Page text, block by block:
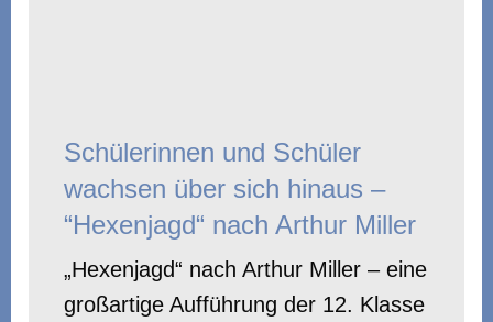
Schülerinnen und Schüler
wachsen über sich hinaus –
“Hexenjagd“ nach Arthur Miller
„Hexenjagd“ nach Arthur Miller – eine
großartige Aufführung der 12. Klasse